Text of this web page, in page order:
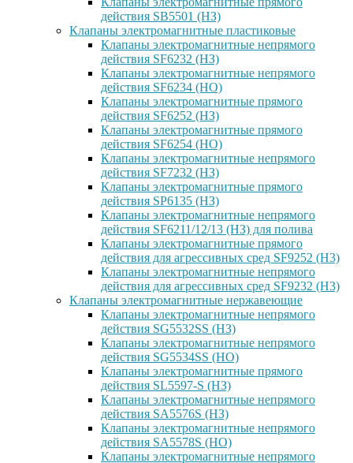
действия SB5501 (НЗ)
Клапаны электромагнитные пластиковые
Клапаны электромагнитные непрямого
действия SF6232 (НЗ)
Клапаны электромагнитные непрямого
действия SF6234 (НО)
Клапаны электромагнитные прямого
действия SF6252 (НЗ)
Клапаны электромагнитные прямого
действия SF6254 (НО)
Клапаны электромагнитные непрямого
действия SF7232 (НЗ)
Клапаны электромагнитные прямого
действия SP6135 (НЗ)
Клапаны электромагнитные непрямого
действия SF6211/12/13 (НЗ) для полива
Клапаны электромагнитные прямого
действия для агрессивных сред SF9252 (H3)
Клапаны электромагнитные непрямого
действия для агрессивных сред SF9232 (H3)
Клапаны электромагнитные нержавеющие
Клапаны электромагнитные непрямого
действия SG5532SS (НЗ)
Клапаны электромагнитные непрямого
действия SG5534SS (НО)
Клапаны электромагнитные прямого
действия SL5597-S (НЗ)
Клапаны электромагнитные непрямого
действия SA5576S (НЗ)
Клапаны электромагнитные непрямого
действия SA5578S (НО)
Клапаны электромагнитные непрямого